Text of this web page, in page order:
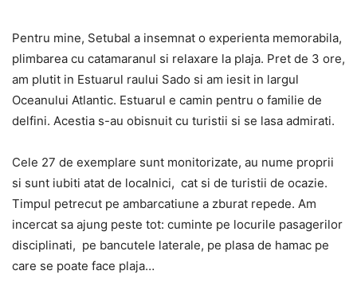
Pentru mine, Setubal a insemnat o experienta memorabila,
plimbarea cu catamaranul si relaxare la plaja. Pret de 3 ore,
am plutit in Estuarul raului Sado si am iesit in largul
Oceanului Atlantic. Estuarul e camin pentru o familie de
delfini. Acestia s-au obisnuit cu turistii si se lasa admirati.
Cele 27 de exemplare sunt monitorizate, au nume proprii
si sunt iubiti atat de localnici, cat si de turistii de ocazie.
Timpul petrecut pe ambarcatiune a zburat repede. Am
incercat sa ajung peste tot: cuminte pe locurile pasagerilor
disciplinati, pe bancutele laterale, pe plasa de hamac pe
care se poate face plaja…